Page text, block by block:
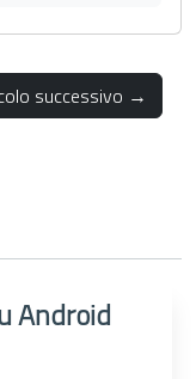
successivo →
Android